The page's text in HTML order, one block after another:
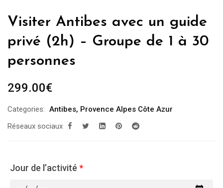
Visiter Antibes avec un guide
privé (2h) – Groupe de 1 à 30
personnes
299.00€
Categories: Antibes, Provence Alpes Côte Azur
Réseaux sociaux
Jour de l’activité *